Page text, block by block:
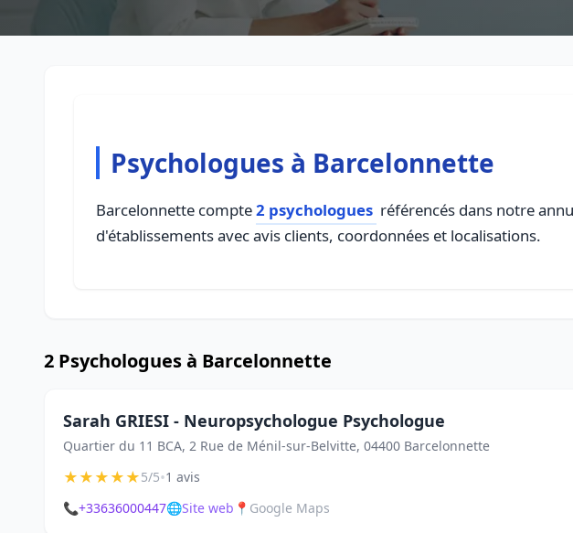
Psychologues à Barcelonnette
Barcelonnette compte2 psychologues référencés dans notre
d'établissements avec avis clients, coordonnées et localisations.
2 Psychologues à Barcelonnette
Sarah GRIESI - Neuropsychologue Psychologue
Quartier du 11 BCA, 2 Rue de Ménil-sur-Belvitte, 04400 Barcelonnette
★★★★★5/5•1 avis
📞+33636000447🌐Site web 📍 Google Maps